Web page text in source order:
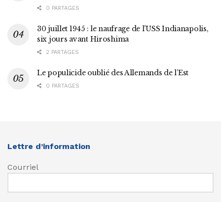
0 PARTAGES
30 juillet 1945 : le naufrage de l’USS Indianapolis,
six jours avant Hiroshima
2 PARTAGES
Le populicide oublié des Allemands de l’Est
0 PARTAGES
Lettre d’information
Courriel